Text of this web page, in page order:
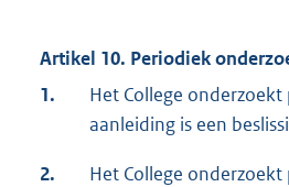
Artikel 10. Periodiek
1.
Het College
aanleiding is een
2.
Het College